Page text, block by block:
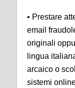
• Prestare
email
originali
lingua
arcaico o
sistemi